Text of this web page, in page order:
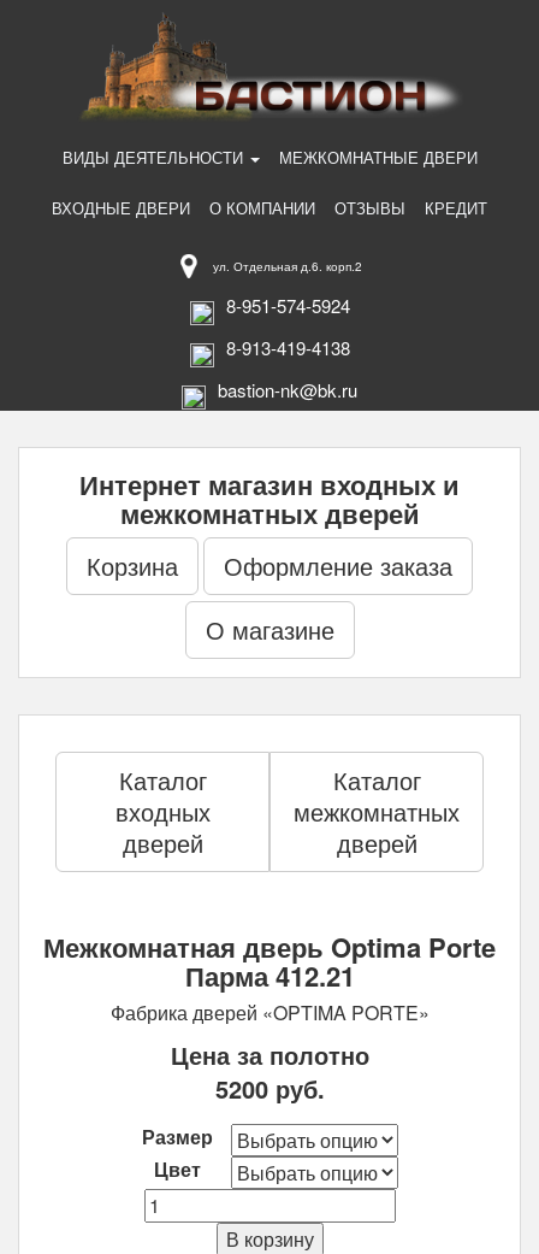
ВИДЫ ДЕЯТЕЛЬНОСТИ МЕЖКОМНАТНЫЕ ДВЕРИ
ВХОДНЫЕ ДВЕРИ О КОМПАНИИ ОТЗЫВЫ КРЕДИТ
ул. Отдельная д.6. корп.2
8-951-574-5924
8-913-419-4138
bastion-nk@bk.ru
Интернет магазин входных и
межкомнатных дверей
Корзина
Оформление заказа
О магазине
Каталог
входных
дверей
Каталог
межкомнатных
дверей
Межкомнатная дверь Optima Porte
Парма 412.21
Фабрика дверей «OPTIMA PORTE»
Цена за полотно
5200 руб.
Размер
Цвет
Количество
Межкомнатная
В корзину